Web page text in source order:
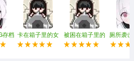
可以选择在100多种丰富多彩的背
编织故事，以创建各种情景和主
存档 卡在箱子里的女
孩 2026最新版
被困在箱子里的
妹妹 中文版
厕所袭
锁